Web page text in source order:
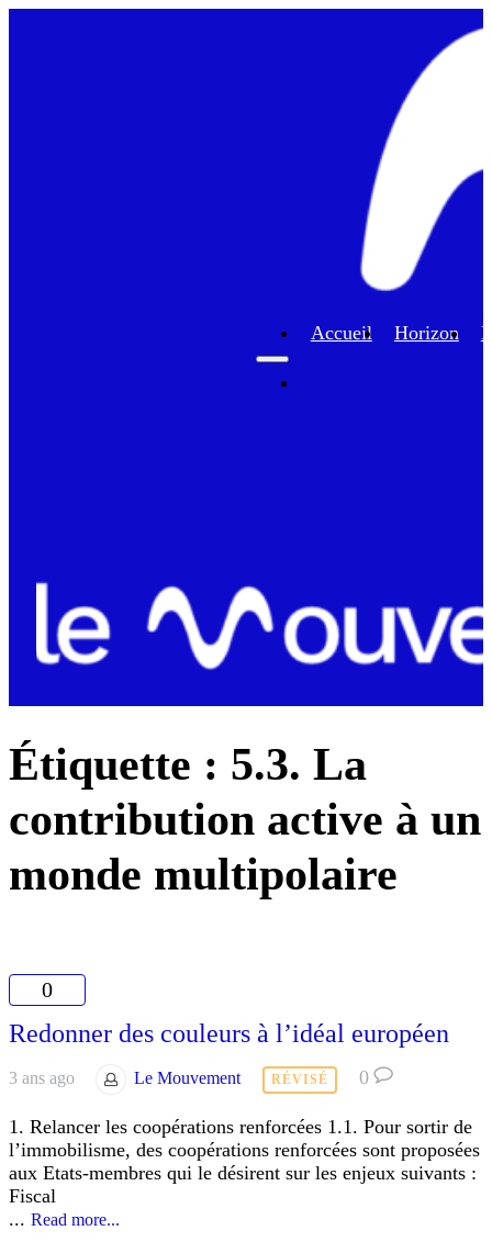
Accueil Horizon
Étiquette : 5.3. La
contribution active à un
monde multipolaire
0
Redonner des couleurs à l’idéal européen
3 ans ago Le Mouvement RÉVISÉ 0
1. Relancer les coopérations renforcées 1.1. Pour sortir de
l’immobilisme, des coopérations renforcées sont proposées
aux Etats-membres qui le désirent sur les enjeux suivants :
Fiscal
... Read more...